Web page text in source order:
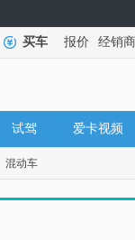
买车 报价 经销商
试驾 爱卡视频
混动车